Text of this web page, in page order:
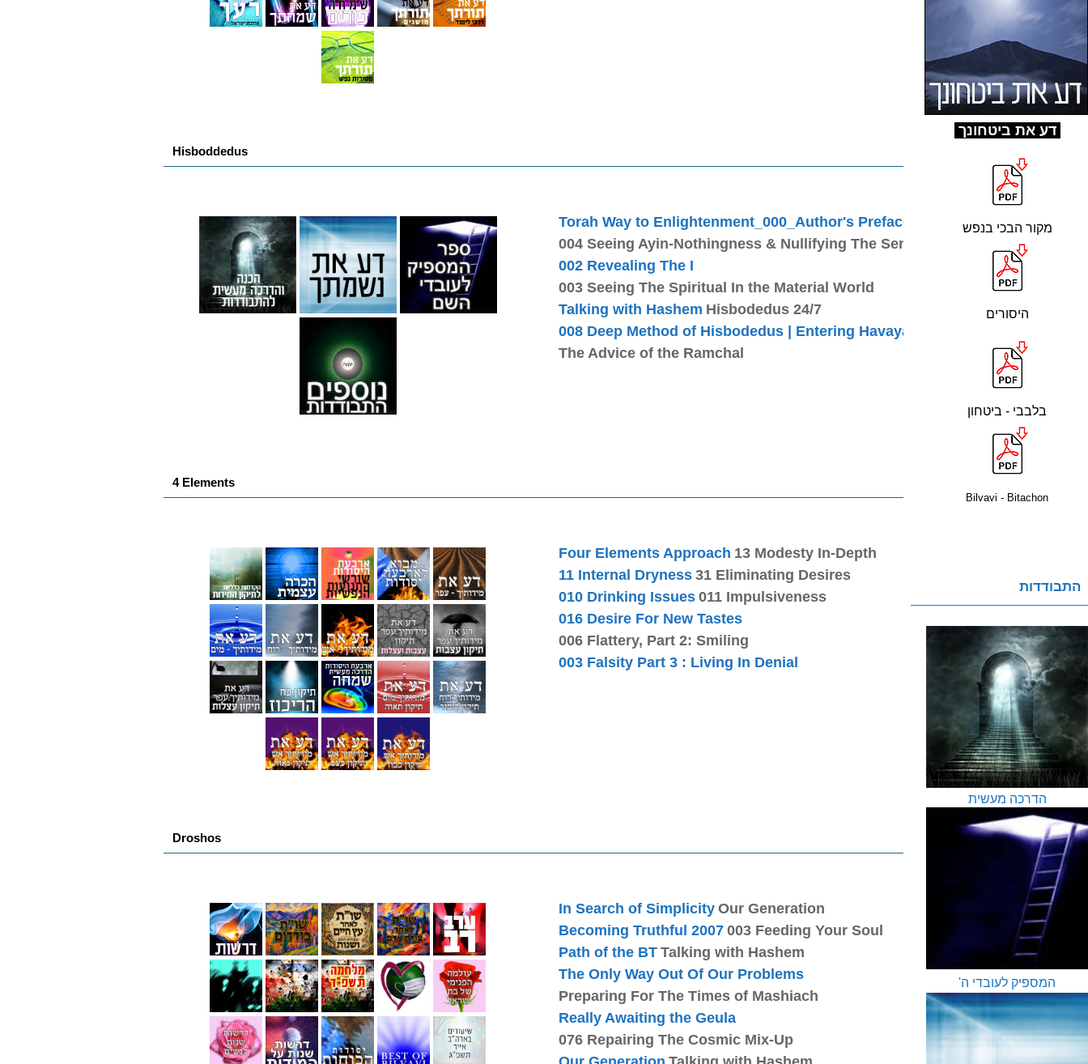
Hisboddedus
Torah Way to Enlightenment_000_Author's Preface
004 Seeing Ayin-Nothingness & Nullifying The Sense of Sight
002 Revealing The I
003 Seeing The Spiritual In the Material World
Talking with Hashem Hisbodedus 24/7
008 Deep Method of Hisbodedus | Entering Havayah
The Advice of the Ramchal
4 Elements
Four Elements Approach 13 Modesty In-Depth
11 Internal Dryness 31 Eliminating Desires
010 Drinking Issues 011 Impulsiveness
016 Desire For New Tastes
006 Flattery, Part 2: Smiling
003 Falsity Part 3 : Living In Denial
Droshos
In Search of Simplicity Our Generation
Becoming Truthful 2007 003 Feeding Your Soul
Path of the BT Talking with Hashem
The Only Way Out Of Our Problems
Preparing For The Times of Mashiach
Really Awaiting the Geula
076 Repairing The Cosmic Mix-Up
דע את ביטחונך
מקור הבכי בנפש
היסורים
בלבבי - ביטחון
Bilvavi - Bitachon
התבודדות
הדרכה מעשית
המספיק לעובדי ה'